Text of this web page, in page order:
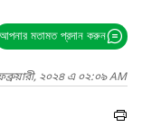
আপনার মতামত প্রদান করুন
২০২৪ এ ০২:০৯ AM